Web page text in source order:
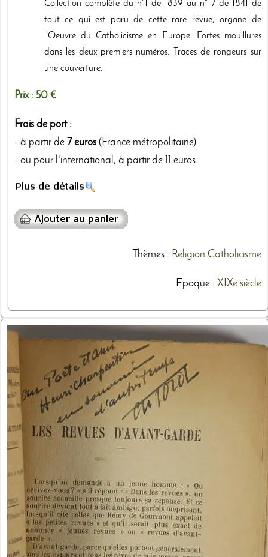
Collection complète du n°1 de 1839 au n° 7 de 1841 de
tout ce qui est paru de cette rare revue, organe de
l'Oeuvre du Catholicisme en Europe. Fortes mouillures
dans les deux premiers numéros. Traces de rongeurs sur
une couverture.
Prix : 50 €
Frais de port :
- à partir de 7 euros (France métropolitaine)
- ou pour l'international, à partir de 11 euros.
Thèmes: Religion Catholicisme
Epoque : XIXe siècle